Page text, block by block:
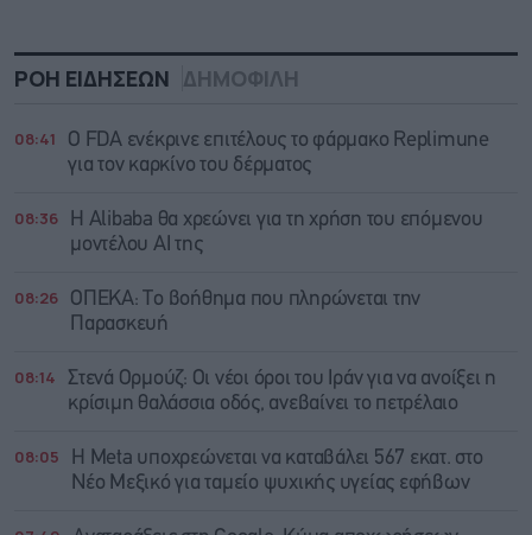
ΡΟΗ ΕΙΔΗΣΕΩΝ ΔΗΜΟΦΙΛΗ
08:41
Ο FDA ενέκρινε επιτέλους το φάρμακο Replimune
για τον καρκίνο του δέρματος
08:36
Η Alibaba θα χρεώνει για τη χρήση του επόμενου
μοντέλου AI της
08:26
ΟΠΕΚΑ: Το βοήθημα που πληρώνεται την
Παρασκευή
08:14
Στενά Ορμούζ: Οι νέοι όροι του Ιράν για να ανοίξει η
κρίσιμη θαλάσσια οδός, ανεβαίνει το πετρέλαιο
08:05
Η Meta υποχρεώνεται να καταβάλει 567 εκατ. στο
Νέο Μεξικό για ταμείο ψυχικής υγείας εφήβων